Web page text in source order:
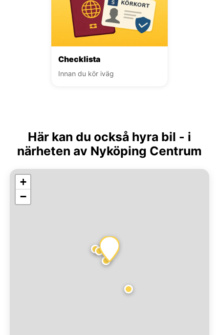
Checklista
Innan du kör iväg
Här kan du också hyra bil - i
närheten av Nyköping Centrum
+
−